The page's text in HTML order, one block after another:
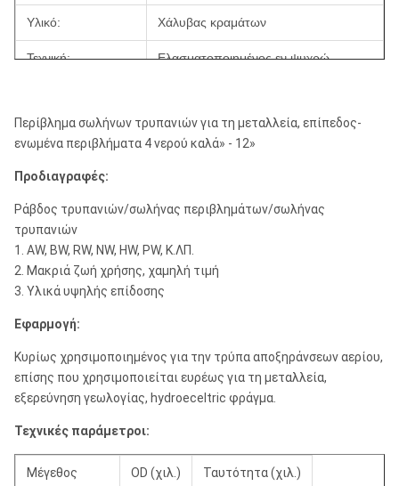
Υλικό: Χάλυβας κραμάτων
Τεχνική: Ελασματοποιημένος εν ψυχρώ
Χρήση:
Καλά τρυπώντας με τρυπάνι,
τρυπήστε τη βαθιά τρύπα
Τύπος:
Περίβλημα σωλήνων τρυπανιών για τη μεταλλεία, επίπεδος-
ενωμένα περιβλήματα 4 νερού καλά» - 12»
Προδιαγραφές:
Ράβδος τρυπανιών/σωλήνας περιβλημάτων/σωλήνας
τρυπανιών
1. AW, BW, RW, NW, HW, PW, Κ.ΛΠ.
2. Μακριά ζωή χρήσης, χαμηλή τιμή
3. Υλικά υψηλής επίδοσης
Εφαρμογή:
Κυρίως χρησιμοποιημένος για την τρύπα αποξηράνσεων αερίου,
επίσης που χρησιμοποιείται ευρέως για τη μεταλλεία,
εξερεύνηση γεωλογίας, hydroeceltric φράγμα.
Τεχνικές παράμετροι:
Μέγεθος OD (χιλ.) Ταυτότητα (χιλ.)